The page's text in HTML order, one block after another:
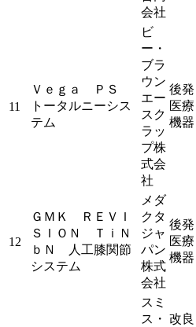
会社
11
Ｖｅｇａ ＰＳ
トータルニーシス
テム
ビ
ー・
ブラ
ウン
エー
スク
ラッ
プ株
式会
社
後発
医療
機器
12
ＧＭＫ ＲＥＶＩ
ＳＩＯＮ ＴｉＮ
ｂＮ 人工膝関節
システム
メダ
クタ
ジャ
パン
株式
会社
後発
医療
機器
スミ
ス・ 改良